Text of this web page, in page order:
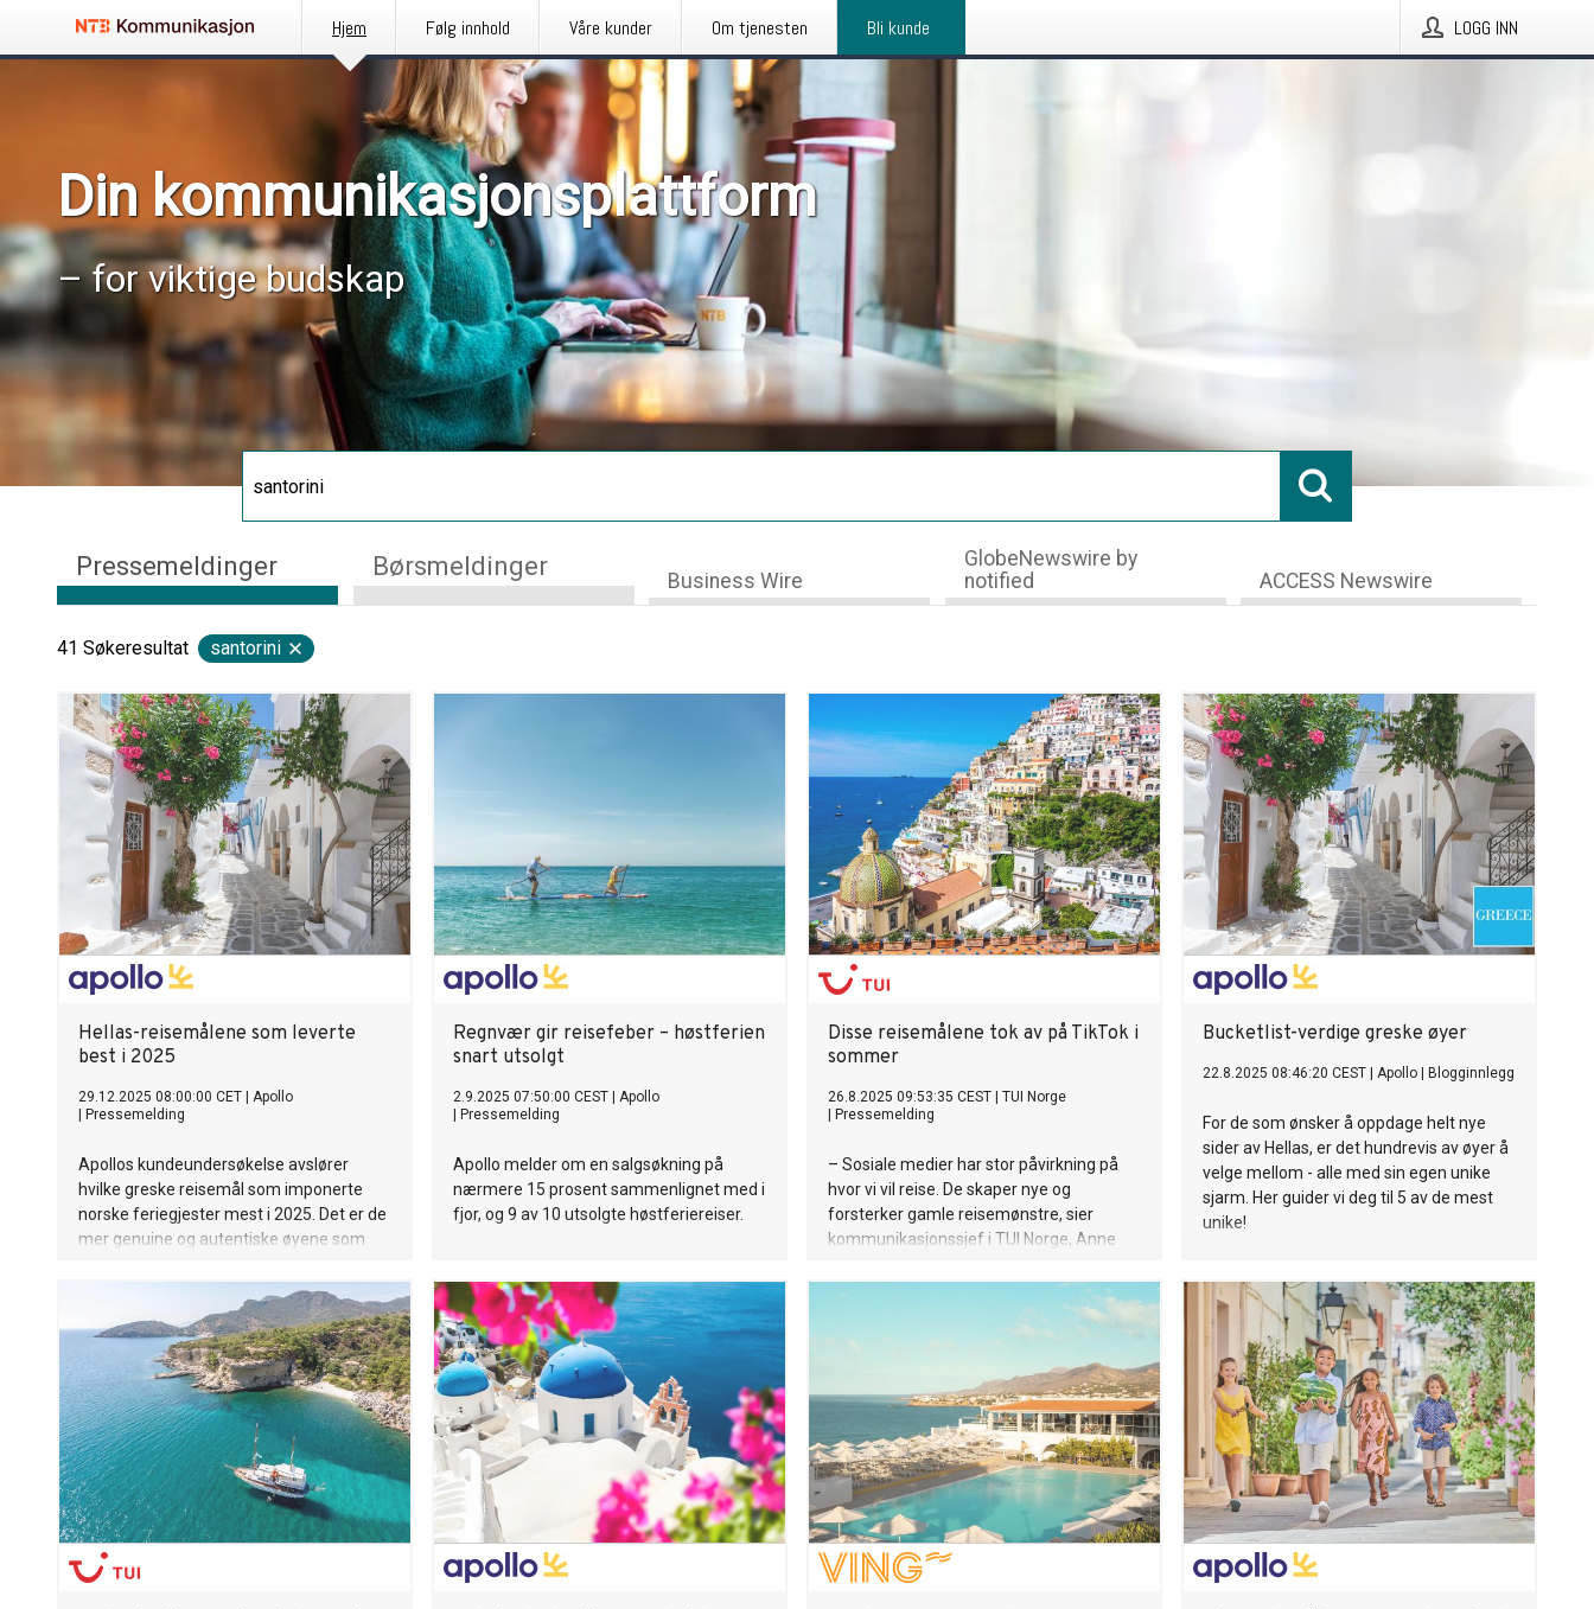
Hjem Følg innhold Våre kunder Om tjenesten Bli kunde LOGG INN
Din kommunikasjonsplattform
– for viktige budskap
Pressemeldinger Børsmeldinger Business Wire
GlobeNewswire by
notified
ACCESS Newswire
41 Søkeresultat santorini
Hellas-reisemålene som leverte
best i 2025
29.12.2025 08:00:00 CET
Apollo
Pressemelding
Apollos kundeundersøkelse avslører
hvilke greske reisemål som imponerte
norske feriegjester mest i 2025. Det er de
mer genuine og autentiske øyene som
totalopplevelse, service og mat.
Regnvær gir reisefeber – høstferien
snart utsolgt
2.9.2025 07:50:00 CEST
Apollo
Pressemelding
Apollo melder om en salgsøkning på
nærmere 15 prosent sammenlignet med i
fjor, og 9 av 10 utsolgte høstferiereiser.
Disse reisemålene tok av på TikTok i
sommer
26.8.2025 09:53:35 CEST
TUI Norge
Pressemelding
– Sosiale medier har stor påvirkning på
hvor vi vil reise. De skaper nye og
forsterker gamle reisemønstre, sier
kommunikasjonssjef i TUI Norge, Anne
Bucketlist-verdige greske øyer
22.8.2025 08:46:20 CEST Apollo Blogginnlegg
For de som ønsker å oppdage helt nye
sider av Hellas, er det hundrevis av øyer å
velge mellom - alle med sin egen unike
sjarm. Her guider vi deg til 5 av de mest
unike!